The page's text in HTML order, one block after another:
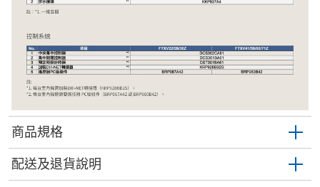
商品規格
配送及退貨說明